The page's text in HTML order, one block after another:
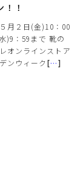
！！
月２日(金)10：00
)9：59まで 靴の
オンラインストア
ンウィーク […]